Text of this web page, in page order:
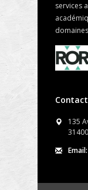
services
135
Email: